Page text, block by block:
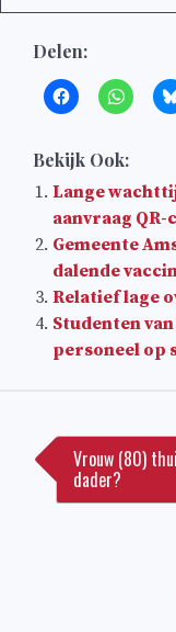
Delen:
Bekijk Ook:
Lange
aanvraag QR-
Gemeente
dalende
Relatief lage
Studenten
personeel op
navigatie
Vrouw (80)
dader?